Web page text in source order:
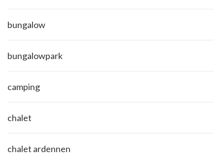
bungalow
bungalowpark
camping
chalet
chalet ardennen